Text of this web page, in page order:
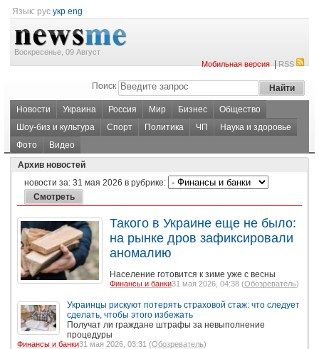
Язык: рус укр eng
Воскресенье, 09 Август
Мобильная версия|RSS
Поиск
Новости Украина Россия Мир Бизнес
Общество
Шоу-биз и культура
Спорт Политика ЧП
Наука и здоровье
Фото
Видео
Архив новостей
новости за: 31 мая 2026 в рубрике:
Такого в Украине еще не было:
на рынке дров зафиксировали
аномалию
Население готовится к зиме уже с весны
Финансы и банки31 мая 2026, 04:38 (Обозреватель)
Украинцы рискуют потерять страховой стаж: что следует
сделать, чтобы этого избежать
Получат ли граждане штрафы за невыполнение
процедуры
Финансы и банки31 мая 2026, 03:31 (Обозреватель)